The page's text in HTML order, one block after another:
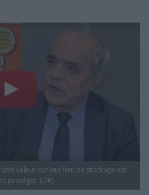
valeur sur leur lieu de stockage est
protéger. (DR)